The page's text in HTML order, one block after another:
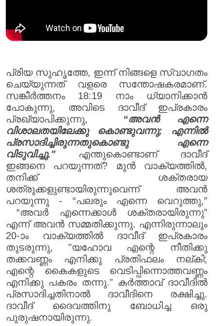
പ്രിയ സുഹൃത്തേ, ഇന്ന് നിങ്ങളെ സ്വാഗതം
ചെയ്യുന്നത് വളരെ സന്തോഷകരമാണ്.
സങ്കീർത്തനം 18:19 നാം ധ്യാനിക്കാൻ
പോകുന്നു, അവിടെ ദാവീദ് ഇപ്രകാരം
പ്രഖ്യാപിക്കുന്നു,
“അവൻ എന്നെ
വിശാലതയിലേക്കു കൊണ്ടുവന്നു; എന്നിൽ
പ്രസാദിച്ചിരുന്നതുകൊണ്ടു എന്നെ
വിടുവിച്ചു."എന്തുകൊണ്ടാണ് ദാവീദ്
ഇങ്ങനെ പറയുന്നത്? മുൻ വാക്യത്തിൽ,
തനിക്ക് ശക്തരായ
ശത്രുക്കളുണ്ടായിരുന്നുവെന്ന് അവൻ
പറയുന്നു - “പലരും എന്നെ വെറുത്തു,”
“അവർ എന്നെക്കാൾ ശക്തരായിരുന്നു”
എന്ന് അവൻ സമ്മതിക്കുന്നു. എന്നിരുന്നാലും
20-ാം വാക്യത്തിൽ ദാവീദ് ഇപ്രകാരം
തുടരുന്നു, "യഹോവ എന്റെ നീതിക്കു
തക്കവണ്ണം എനിക്കു പ്രതിഫലം നല്കി;
എന്റെ കൈകളുടെ വെടിപ്പിന്നൊത്തവണ്ണം
എനിക്കു പകരം തന്നു." കർത്താവ് ദാവീദിൽ
പ്രസാദിച്ചതിനാൽ ദാവീദിനെ രക്ഷിച്ചു.
ദാവീദ് ദൈവത്തിനു ബോധിച്ച ഒരു
പുരുഷനായിരുന്നു.